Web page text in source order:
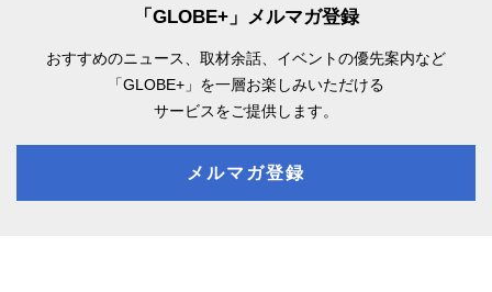
「GLOBE+」メルマガ登録
おすすめのニュース、取材余話、 イベントの優先案内など
「GLOBE+」を一層お楽しみいただける
サービスをご提供します。
メルマガ登録